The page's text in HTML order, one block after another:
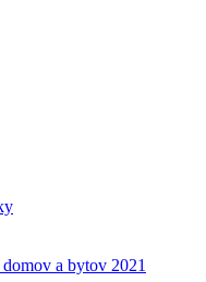
a bytov 2021